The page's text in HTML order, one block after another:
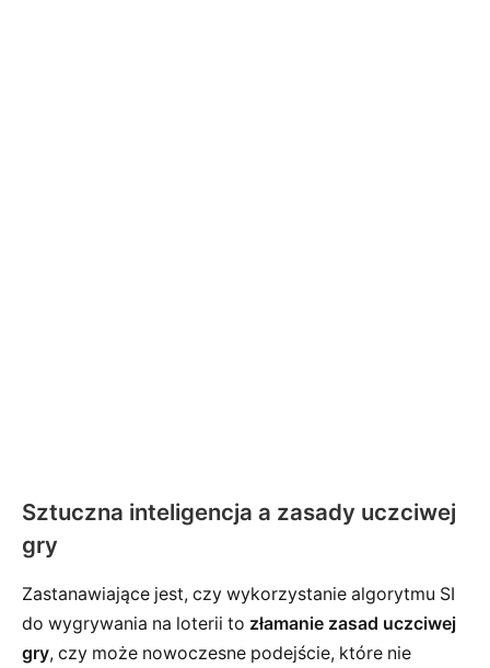
Sztuczna inteligencja a zasady uczciwej
gry
Zastanawiające jest, czy wykorzystanie algorytmu SI
do wygrywania na loterii to złamanie zasad uczciwej
gry, czy może nowoczesne podejście, które nie